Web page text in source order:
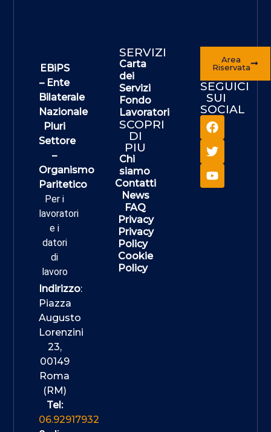
EBiPS
– Ente
Bilaterale
Nazionale
Pluri
Settore
–
Organismo
Paritetico
Per i
lavoratori
e i
datori
di
lavoro
Indirizzo:
Piazza
Augusto
Lorenzini
23,
00149
Roma
(RM)
Tel:
06.92917932
SERVIZI
Carta
dei
Servizi
Fondo
Lavoratori
SCOPRI
DI
PIU
Chi
siamo
Contatti
News
FAQ
Privacy
Privacy
Policy
Cookie
Policy
Area
Riservata
SEGUICI
SUI
SOCIAL